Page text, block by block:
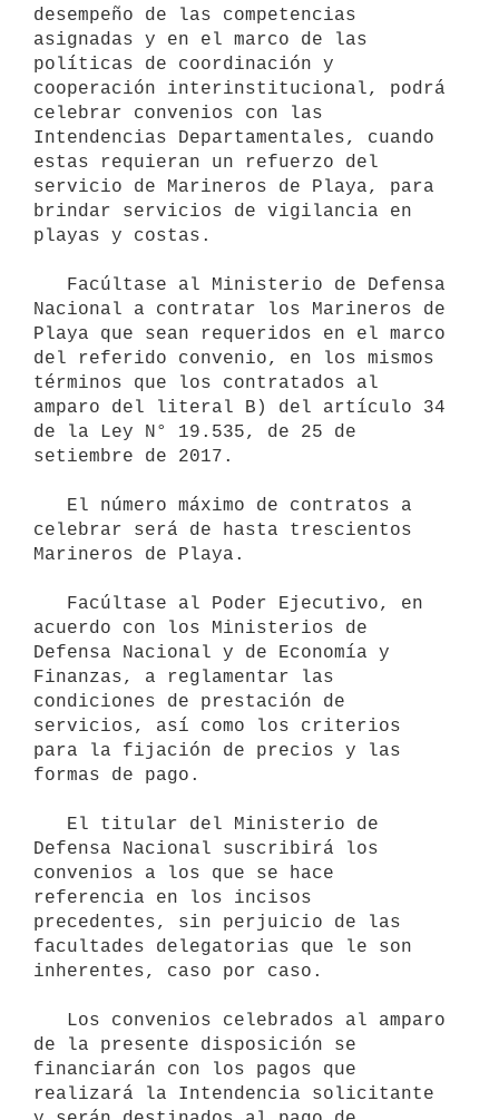
desempeño de las competencias
asignadas y en el marco de las
políticas de coordinación y
cooperación interinstitucional, podrá
celebrar convenios con las
Intendencias Departamentales, cuando
estas requieran un refuerzo del
servicio de Marineros de Playa, para
brindar servicios de vigilancia en
playas y costas.
Nacional a contratar los Marineros de
Playa que sean requeridos en el marco
del referido convenio, en los mismos
términos que los contratados al
amparo del literal B) del artículo 34
de la Ley N° 19.535, de 25 de
setiembre de 2017.
celebrar será de hasta trescientos
Marineros de Playa.
acuerdo con los Ministerios de
Defensa Nacional y de Economía y
Finanzas, a reglamentar las
condiciones de prestación de
servicios, así como los criterios
para la fijación de precios y las
formas de pago.
Defensa Nacional suscribirá los
convenios a los que se hace
referencia en los incisos
precedentes, sin perjuicio de las
facultades delegatorias que le son
inherentes, caso por caso.
de la presente disposición se
financiarán con los pagos que
realizará la Intendencia solicitante